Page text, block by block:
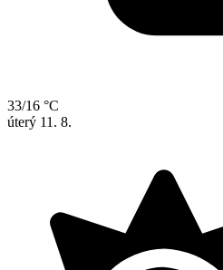
33/16 °C
úterý 11. 8.